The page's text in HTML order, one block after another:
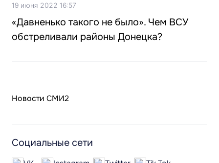
19 июня 2022 16:57
«Давненько такого не было». Чем ВСУ
обстреливали районы Донецка?
Новости СМИ2
Социальные сети